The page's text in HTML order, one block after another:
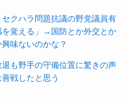
セクハラ問題抗議の野党議員有
を覚える」→国防とか外交とか
味ないのかな？
も野手の守備位置に驚きの声
戦したと思う